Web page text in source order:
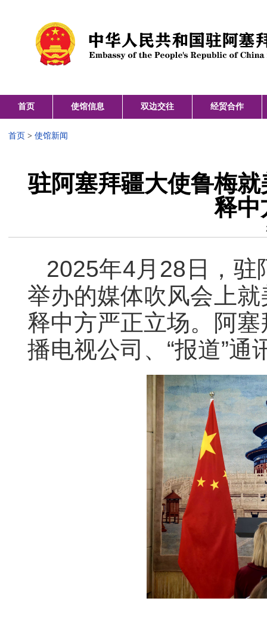
首页 使馆信息 双边交往 经贸合作
首页 > 使馆新闻
驻阿塞拜疆大使鲁梅
释中
2025年4月28日，驻
举办的媒体吹风会上
释中方严正立场。阿
播电视公司、“报道”